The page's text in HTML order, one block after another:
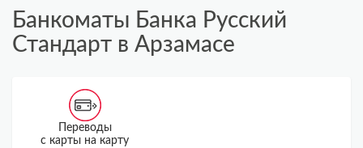
Банкоматы Банка Русский
Стандарт в Арзамасе
Переводы
с карты на карту